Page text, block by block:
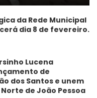
da Rede Municipal
dia 8 de fevereiro.
Lucena
de
dos Santos e unem
de João Pessoa